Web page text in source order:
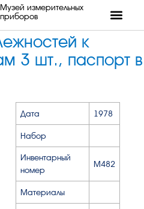
Музей измерительных
приборов
к
3 шт., паспорт в
Дата 1978
Набор
Инвентарный
номер
М482
Материалы